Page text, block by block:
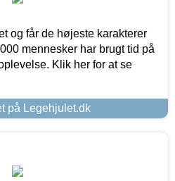
og får de højeste karakterer
mennesker har brugt tid på
Klik her for at se
på Legehjulet.dk